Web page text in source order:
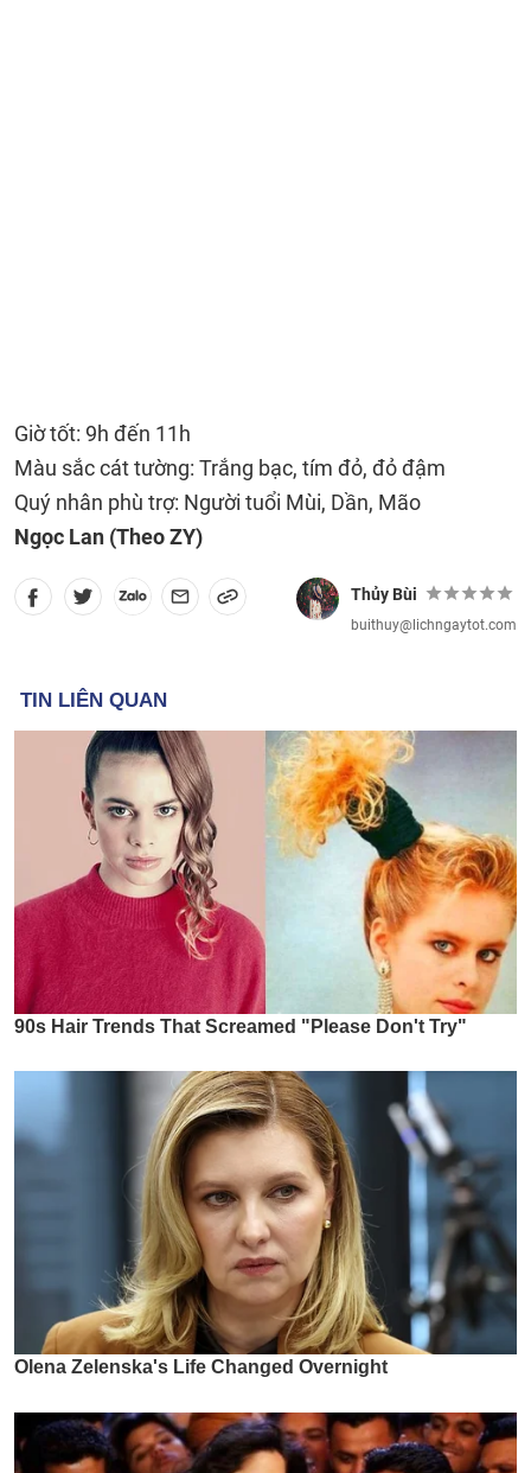
Giờ tốt: 9h đến 11h
Màu sắc cát tường: Trắng bạc, tím đỏ, đỏ đậm
Quý nhân phù trợ: Người tuổi Mùi, Dần, Mão
Ngọc Lan (Theo ZY)
Thủy Bùi
buithuy@lichngaytot.com